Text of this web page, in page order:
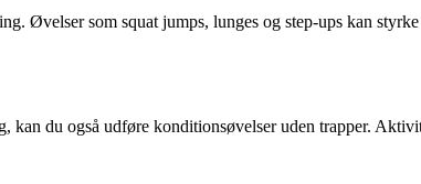
Øvelser som squat jumps, lunges og step-ups kan
du også udføre konditionsøvelser uden trapper.